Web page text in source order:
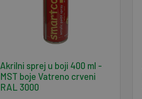
Akrilni sprej u boji 400 ml -
MST boje Vatreno crveni
RAL 3000